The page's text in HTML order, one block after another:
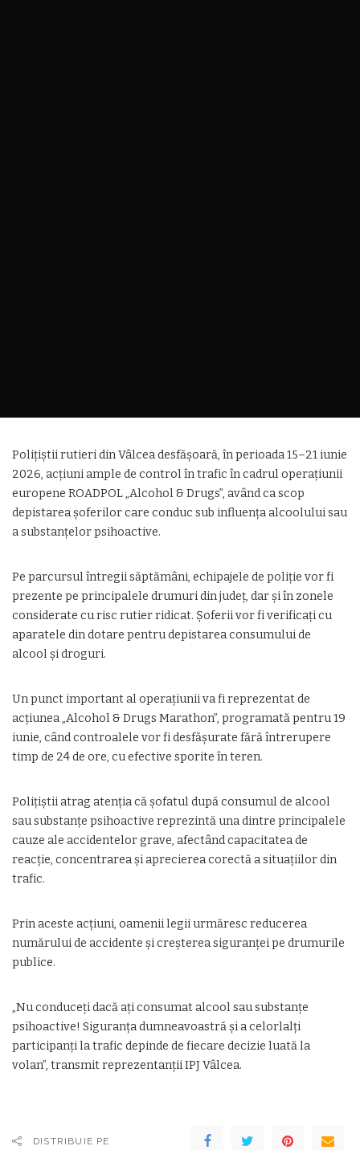
Polițiștii rutieri din Vâlcea desfășoară, în perioada 15–21 iunie
2026, acțiuni ample de control în trafic în cadrul operațiunii
europene ROADPOL „Alcohol & Drugs”, având ca scop
depistarea șoferilor care conduc sub influența alcoolului sau
a substanțelor psihoactive.
Pe parcursul întregii săptămâni, echipajele de poliție vor fi
prezente pe principalele drumuri din județ, dar și în zonele
considerate cu risc rutier ridicat. Șoferii vor fi verificați cu
aparatele din dotare pentru depistarea consumului de
alcool și droguri.
Un punct important al operațiunii va fi reprezentat de
acțiunea „Alcohol & Drugs Marathon”, programată pentru 19
iunie, când controalele vor fi desfășurate fără întrerupere
timp de 24 de ore, cu efective sporite în teren.
Polițiștii atrag atenția că șofatul după consumul de alcool
sau substanțe psihoactive reprezintă una dintre principalele
cauze ale accidentelor grave, afectând capacitatea de
reacție, concentrarea și aprecierea corectă a situațiilor din
trafic.
Prin aceste acțiuni, oamenii legii urmăresc reducerea
numărului de accidente și creșterea siguranței pe drumurile
publice.
„Nu conduceți dacă ați consumat alcool sau substanțe
psihoactive! Siguranța dumneavoastră și a celorlalți
participanți la trafic depinde de fiecare decizie luată la
volan”, transmit reprezentanții IPJ Vâlcea.
DISTRIBUIE PE